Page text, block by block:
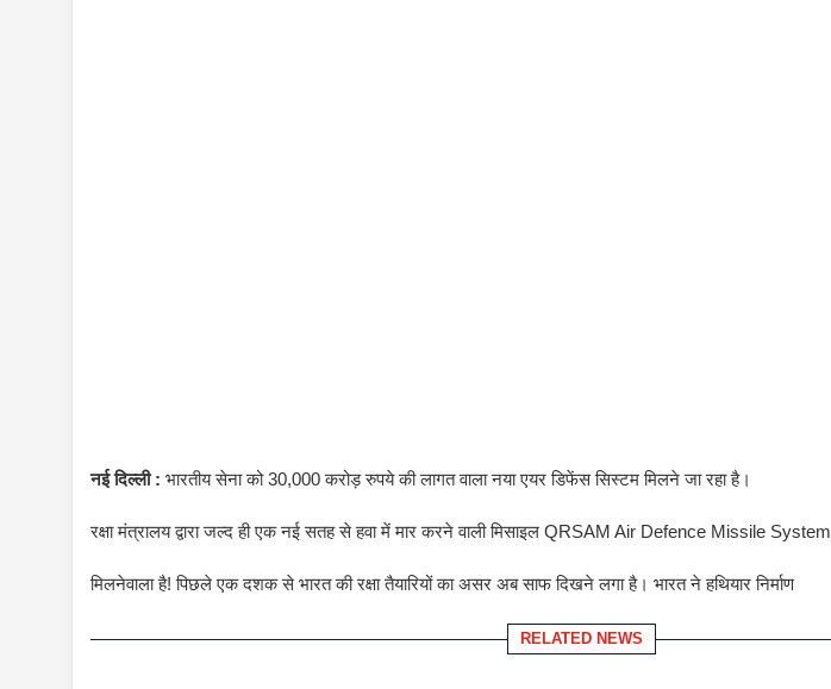
नई दिल्ली : भारतीय सेना को 30,000 करोड़ रुपये की लागत वाला नया एयर डिफेंस सिस्टम मिलने जा रहा है।
रक्षा मंत्रालय द्वारा जल्द ही एक नई सतह से हवा में मार करने वाली मिसाइल QRSAM Air Defence Missile System
मिलनेवाला है! पिछले एक दशक से भारत की रक्षा तैयारियों का असर अब साफ दिखने लगा है। भारत ने हथियार निर्माण
RELATED NEWS